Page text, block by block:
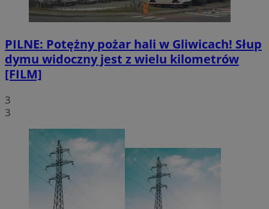
PILNE: Potężny pożar hali w Gliwicach! Słup
dymu widoczny jest z wielu kilometrów
[FILM]
3
3